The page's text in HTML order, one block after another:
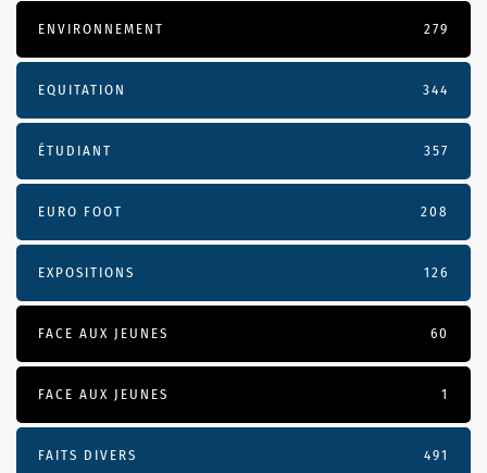
ENVIRONNEMENT 279
EQUITATION 344
ÉTUDIANT 357
EURO FOOT 208
EXPOSITIONS 126
FACE AUX JEUNES 60
FACE AUX JEUNES 1
FAITS DIVERS 491